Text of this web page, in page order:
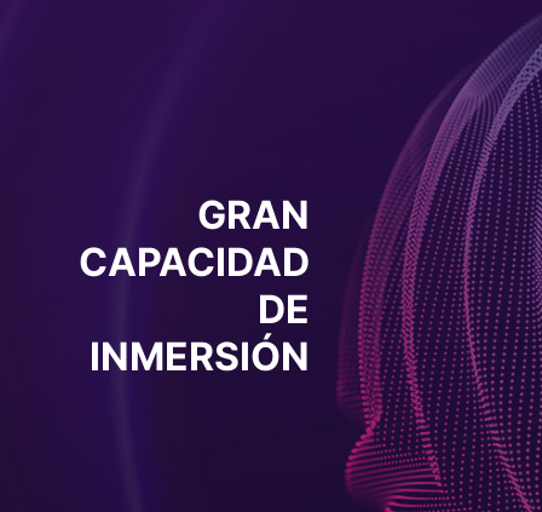
GRAN
CAPACIDAD
DE
INMERSIÓN